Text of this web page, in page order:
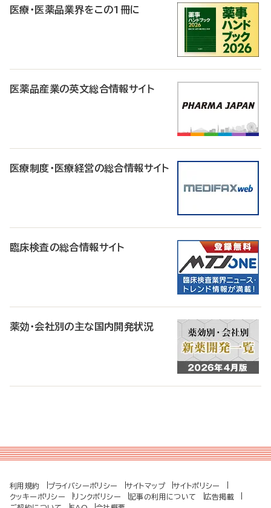
医療・医薬品業界をこの1冊に
医薬品産業の英文総合情報サイト
医療制度・医療経営の総合情報サイト
臨床検査の総合情報サイト
薬効・会社別の主な国内開発状況
利用規約 プライバシーポリシー サイトマップ
サイトポリシー
クッキーポリシー
リンクポリシー 記事の利用について
広告掲載